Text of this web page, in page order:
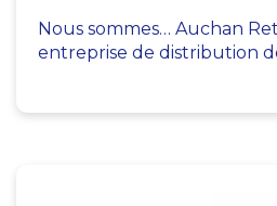
Nous sommes… Auchan
entreprise de distribution